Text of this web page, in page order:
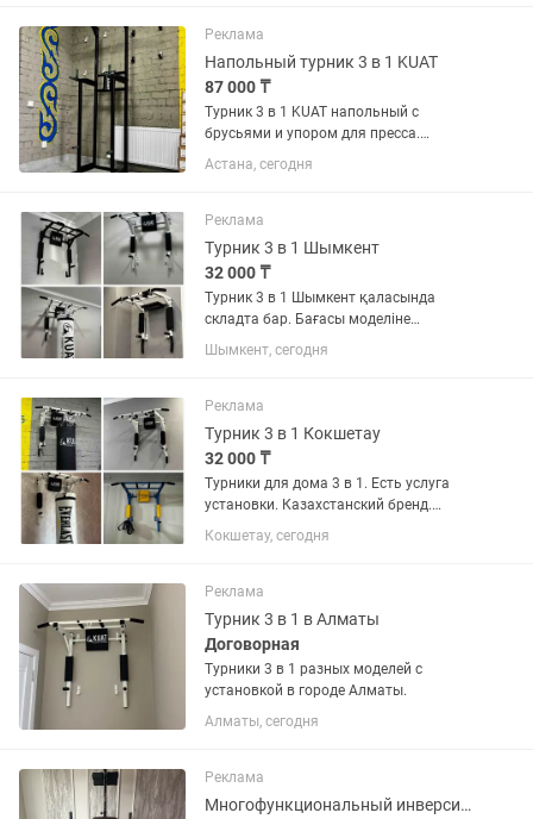
Реклама
Напольный турник 3 в 1 KUAT
87 000 ₸
Турник 3 в 1 KUAT напольный с
брусьями и упором для пресса.
Цельносварной с нагрузкой 200 кг.
Доставка по Казахстану. Неопреновые
Астана, сегодня
Реклама
Турник 3 в 1 Шымкент
32 000 ₸
Турник 3 в 1 Шымкент қаласында
складта бар. Бағасы моделіне
байланысты. Орнату қызметі 7000 тг.
Жеткізу тегін. Қазақстандық бренд
Шымкент, сегодня
Реклама
Турник 3 в 1 Кокшетау
32 000 ₸
Турники для дома 3 в 1. Есть услуга
установки. Казахстанский бренд.
Гарантия. В наличии в городе
Кокшетау. Доставка бесплатно.
Кокшетау, сегодня
Реклама
Турник 3 в 1 в Алматы
Договорная
Турники 3 в 1 разных моделей с
установкой в городе Алматы.
Алматы, сегодня
Реклама
Многофункциональный инверсионный тренажер 6 в 1 (Практически новый!)